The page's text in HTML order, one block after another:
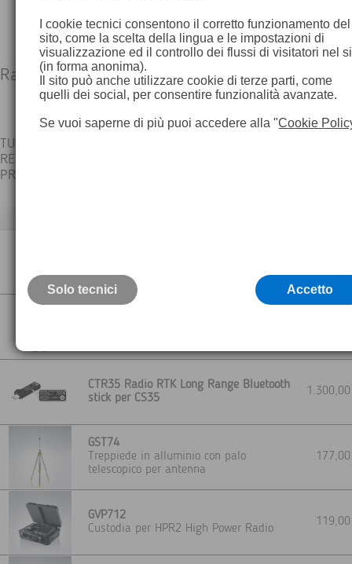
Radio a lunga portata e Accessori
TUTTI GLI ACCESSORI LEICA SONO CONTROLLATI
RETTIFICATI E CALIBRATI - CERTIFICATI
PRESSO IL LABORATORIO TEOREMA - GARANZIA 24 MESI
CTR35 Radio RTK Long Range Bluetooth
stick per CS35
GST74
Treppiede in alluminio con palo
telescopico per antenna
GVP712
Custodia per HPR2 High Power Radio
I cookie tecnici consentono il corretto funzionamento del
sito, come la scelta della lingua e le impostazioni di
visualizzazione ed il controllo dei flussi di visitatori nel
(in forma anonima).
Il sito può anche utilizzare cookie di terze parti, come
quelli dei social, per consentire funzionalità avanzate.
Se vuoi saperne di più puoi accedere alla "Cookie
Solo tecnici Accetto